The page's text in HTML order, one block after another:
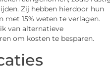
Zij hebben hierdoor hun
met 15% weten te verlagen.
van alternatieve
om kosten te besparen.